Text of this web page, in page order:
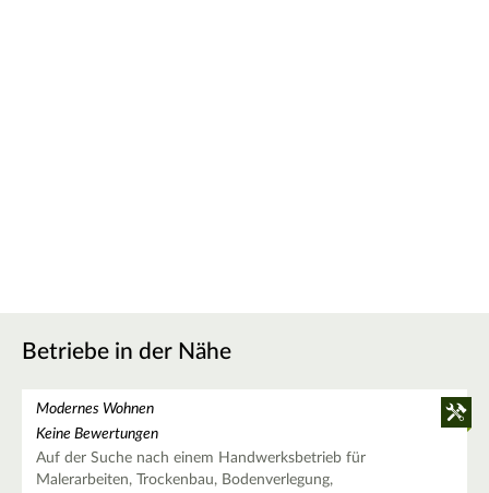
Betriebe in der Nähe
Modernes Wohnen
Keine Bewertungen
Auf der Suche nach einem Handwerksbetrieb für
Malerarbeiten, Trockenbau, Bodenverlegung,